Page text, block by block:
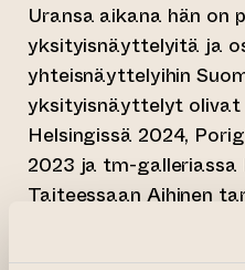
Uransa aikana hän on
yksityisnäyttelyitä ja
yhteisnäyttelyihin
yksityisnäyttelyt olivat
Helsingissä 2024,
2023 ja tm-galleriassa
Taiteessaan Aihinen
olemassaoloaan.